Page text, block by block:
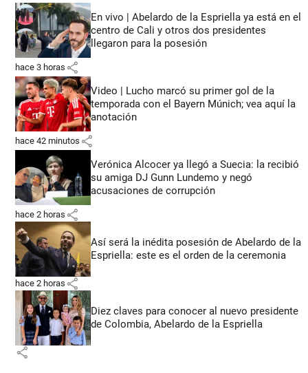
En vivo | Abelardo de la Espriella ya está en el
centro de Cali y otros dos presidentes
llegaron para la posesión
hace 3 horas share
Video | Lucho marcó su primer gol de la
temporada con el Bayern Múnich; vea aquí la
anotación
hace 42 minutos share
Verónica Alcocer ya llegó a Suecia: la recibió
su amiga DJ Gunn Lundemo y negó
acusaciones de corrupción
hace 2 horas share
Así será la inédita posesión de Abelardo de la
Espriella: este es el orden de la ceremonia
hace 2 horas share
Diez claves para conocer al nuevo presidente
de Colombia, Abelardo de la Espriella
share